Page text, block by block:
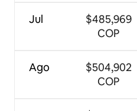
Jul
Ago
$485,969
COP
$504,902
COP